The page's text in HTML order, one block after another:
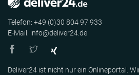
Telefon: +49 (0)30 804 97 933
E-Mail: info@deliver24.de
Deliver24 ist nicht nur ein Onlineportal.